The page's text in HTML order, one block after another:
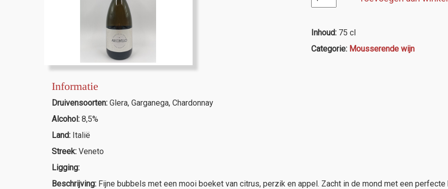
Arcobello
Inhoud: 75 cl
Categorie: Mousserende wijn
Informatie
Druivensoorten: Glera, Garganega, Chardonnay
Alcohol: 8,5%
Land: Italië
Streek: Veneto
Ligging:
Beschrijving: Fijne bubbels met een mooi boeket van citrus, perzik en appel. Zacht in de mond met een